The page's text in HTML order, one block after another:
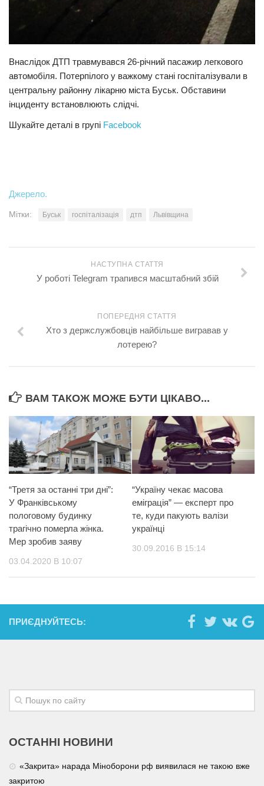
Внаслідок ДТП травмувався 26-річний пасажир легкового
автомобіля. Потерпілого у важкому стані госпіталізували в
центральну районну лікарню міста Буськ. Обставини
інциденту встановлюють слідчі.
Шукайте деталі в групі Facebook
Джерело.
Мітки: Буськ госпіталізація дтп Львівщина
НАСТУПНА СТАТТЯ
У роботі Telegram трапився масштабний збій
ПОПЕРЕДНЯ СТАТТЯ
Хто з держслужбовців найбільше вигравав у
лотерею?
ВАМ ТАКОЖ МОЖЕ БУТИ ЦІКАВО...
“Третя за останні три дні”:
У Франківському
пологовому будинку
трагічно померла жінка.
Мер зробив заяву
03.04.2020 В 10:07
“Україну чекає масова
еміграція” — експерт про
те, куди пакують валізи
українці
30.09.2016 В 15:14
ПРИЄДНУЙТЕСЬ:
ОСТАННІ НОВИНИ
«Закрита» нарада Міноборони рф виявилася не такою вже
закритою